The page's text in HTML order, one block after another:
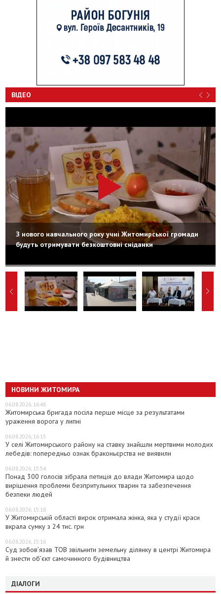
ВІДЕО
З нового навчального року учні Житомирської громади
будуть отримувати безкоштовні сніданки
НОВИНИ ЖИТОМИРА
06.08.2026, 16:48
Житомирська бригада посіла перше місце за результатами
ураження ворога у липні
06.08.2026, 16:15
У селі Житомирського району на ставку знайшли мертвими молодих
лебедів: попередньо ознак браконьєрства не виявили
06.08.2026, 15:54
Понад 300 голосів зібрала петиція до влади Житомира щодо
вирішення проблеми безпритульних тварин та забезпечення
безпеки людей
06.08.2026, 15:18
У Житомирській області вирок отримала жінка, яка у студії краси
вкрала сумку з 24 тис. грн
06.08.2026, 15:16
Суд зобов’язав ТОВ звільнити земельну ділянку в центрі Житомира
й знести об’єкт самочинного будівництва
ДІАЛОГИ